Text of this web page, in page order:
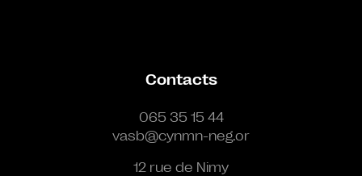
Contacts
065 35 15 44
vasb@cynmn-neg.or
12 rue de Nimy